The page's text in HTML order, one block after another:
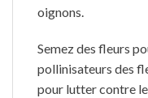
oignons.
Semez des fleurs
pollinisateurs des
pour lutter contre